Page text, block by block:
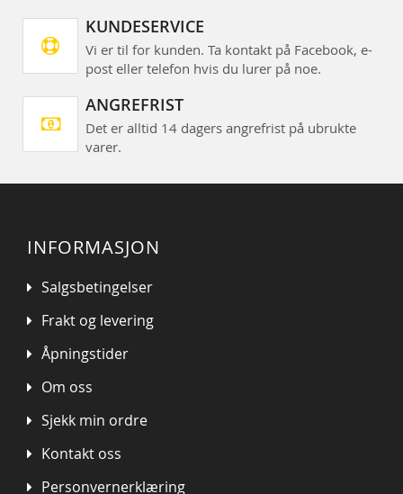
KUNDESERVICE
Vi er til for kunden. Ta kontakt på Facebook, e-
post eller telefon hvis du lurer på noe.
ANGREFRIST
Det er alltid 14 dagers angrefrist på ubrukte
varer.
INFORMASJON
Salgsbetingelser
Frakt og levering
Åpningstider
Om oss
Sjekk min ordre
Kontakt oss
Personvernerklæring